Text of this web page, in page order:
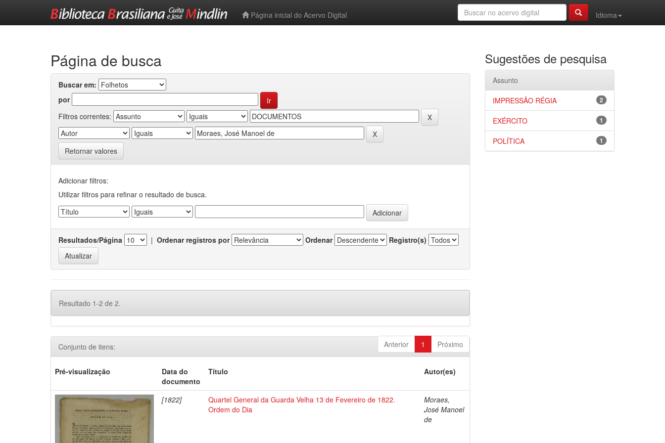
Página inicial do Acervo Digital
Idioma
Página de busca
Buscar em:
por
Filtros correntes:
Retornar valores
Adicionar filtros:
Utilizar filtros para refinar o resultado de busca.
Resultados/Página | Ordenar registros por Ordenar Registro(s)
Resultado 1-2 de 2.
Anterior 1 Próximo
Conjunto de itens:
Pré-visualização
Data do
documento
Título Autor(es)
[1822]
Quartel General da Guarda Velha 13 de Fevereiro de 1822.
Ordem do Dia
Moraes,
José Manoel
de
Sugestões de pesquisa
Assunto
2
IMPRESSÃO RÉGIA
1
EXÉRCITO
1
POLÍTICA